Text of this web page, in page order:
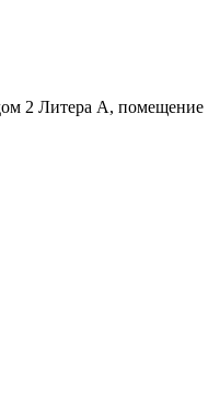
2 Литера А, помещение